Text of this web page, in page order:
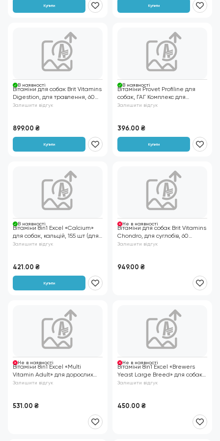
Купити Купити
В нaявності
Вітаміни для собак Brit Vitamins
Digestion, для травлення, 60
таблеток
Залишити відгук
899.00 ₴
Купити
В нaявності
Вітаміни Provet Profiline для
собак, ГАГ Комплекс для
суглобів та зв'язок, 100 таб.
Залишити відгук
396.00 ₴
Купити
В нaявності
Вітаміни 8in1 Excel «Calcium»
для собак, кальцій, 155 шт (для
зубів та кісток)
Залишити відгук
421.00 ₴
Купити
Не в нaявності
Вітаміни для собак Brit Vitamins
Chondro, для суглобів, 60
таблеток
Залишити відгук
949.00 ₴
Не в нaявності
Вітаміни 8in1 Excel «Multi
Vitamin Adult» для дорослих
собак, 70 шт (мультивітамін)
Залишити відгук
531.00 ₴
Не в нaявності
Вітаміни 8in1 Excel «Brewers
Yeast Large Breed» для собак
великих порід, пивні дріжджі з
Залишити відгук
450.00 ₴